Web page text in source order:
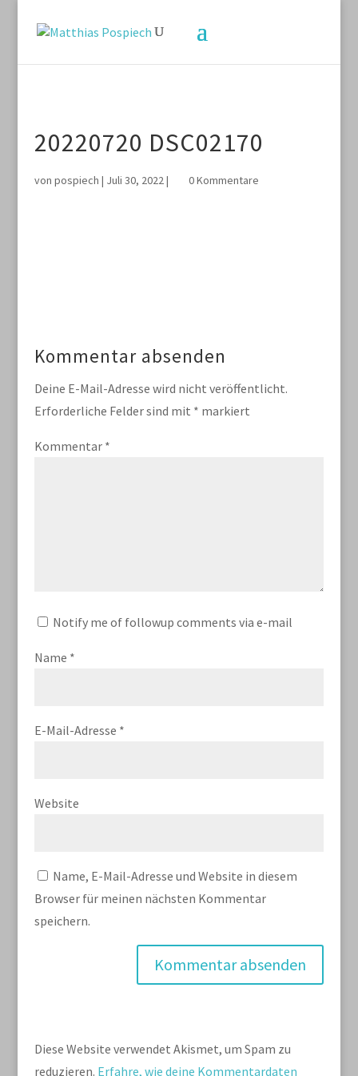
20220720 DSC02170
von pospiech | Juli 30, 2022| 0 Kommentare
Kommentar absenden
Deine E-Mail-Adresse wird nicht veröffentlicht.
Erforderliche Felder sind mit * markiert
Kommentar *
Notify me of followup comments via e-mail
Name *
E-Mail-Adresse *
Website
Name, E-Mail-Adresse und Website in diesem
Browser für meinen nächsten Kommentar
speichern.
Diese Website verwendet Akismet, um Spam zu
reduzieren. Erfahre, wie deine Kommentardaten